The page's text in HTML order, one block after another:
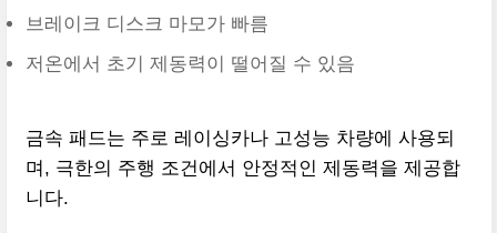
브레이크 디스크 마모가 빠름
저온에서 초기 제동력이 떨어질 수 있음
금속 패드는 주로 레이싱카나 고성능 차량에 사용되
며, 극한의 주행 조건에서 안정적인 제동력을 제공합
니다.